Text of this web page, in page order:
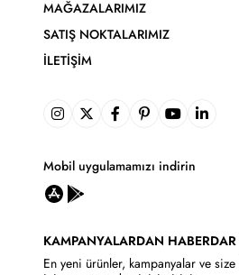
MAĞAZALARIMIZ
SATIŞ NOKTALARIMIZ
İLETIŞIM
Mobil uygulamamızı indirin
KAMPANYALARDAN
En yeni ürünler, kampanyalar ve size